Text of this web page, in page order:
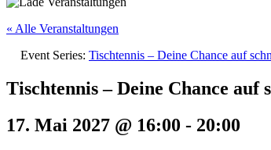
« Alle Veranstaltungen
Event Series: Tischtennis – Deine Chance auf
Tischtennis – Deine Chance auf
17. Mai 2027 @ 16:00 - 20:00